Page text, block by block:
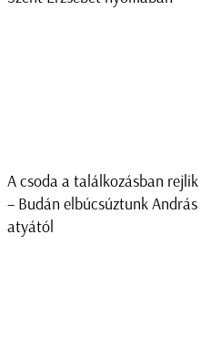
A csoda a találkozásban rejlik
– Budán elbúcsúztunk András
atyától